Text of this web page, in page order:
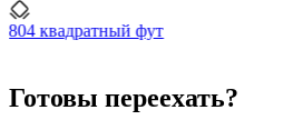
804 квадратный фут
Готовы переехать?